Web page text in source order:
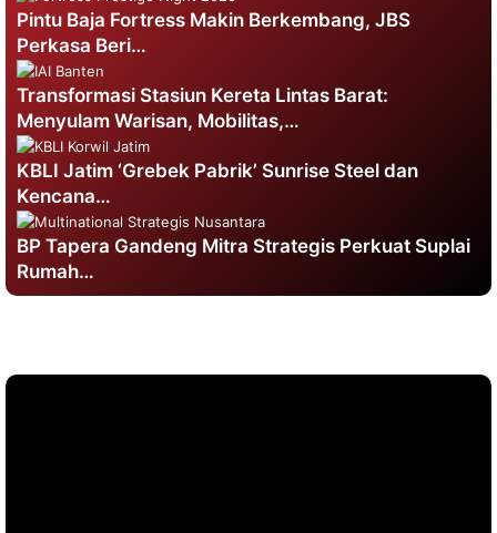
Pintu Baja Fortress Makin Berkembang, JBS
Perkasa Beri…
Transformasi Stasiun Kereta Lintas Barat:
Menyulam Warisan, Mobilitas,…
KBLI Jatim ‘Grebek Pabrik’ Sunrise Steel dan
Kencana…
BP Tapera Gandeng Mitra Strategis Perkuat Suplai
Rumah…